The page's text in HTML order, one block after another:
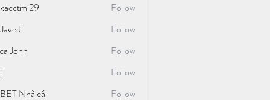
Follow
Follow
John
Follow
Follow
Nhà cái
Follow